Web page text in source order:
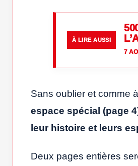
À LIRE AUSSI
7
Sans oublier et comme
espace spécial (page
leur histoire et leurs
Deux pages entières